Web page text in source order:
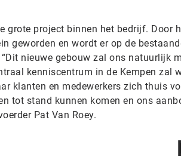
grote project binnen het bedrijf. Door
geworden en wordt er op de
“Dit nieuwe gebouw zal ons natuurlijk
kenniscentrum in de Kempen zal
klanten en medewerkers zich thuis
tot stand kunnen komen en ons
Pat Van Roey.